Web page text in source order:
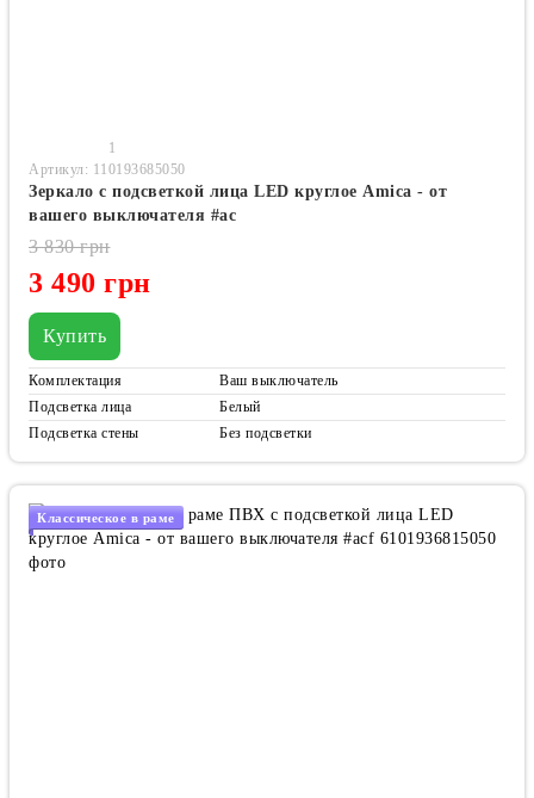
1
Артикул: 110193685050
Зеркало с подсветкой лица LED круглое Amica - от
вашего выключателя #ac
3 490 грн
3 830 грн
Купить
Комплектация
Ваш выключатель
Подсветка лица
Белый
Подсветка стены
Без подсветки
Классическое в раме